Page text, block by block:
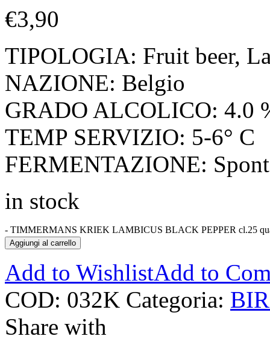
€3,90
TIPOLOGIA: Fruit beer,
NAZIONE: Belgio
GRADO ALCOLICO: 4.0
TEMP SERVIZIO: 5-6° C
FERMENTAZIONE:
in stock
- TIMMERMANS KRIEK LAMBICUS BLACK PEPPER cl.25
Aggiungi al carrello
Add to WishlistAdd to
COD: 032K Categoria:
Share with